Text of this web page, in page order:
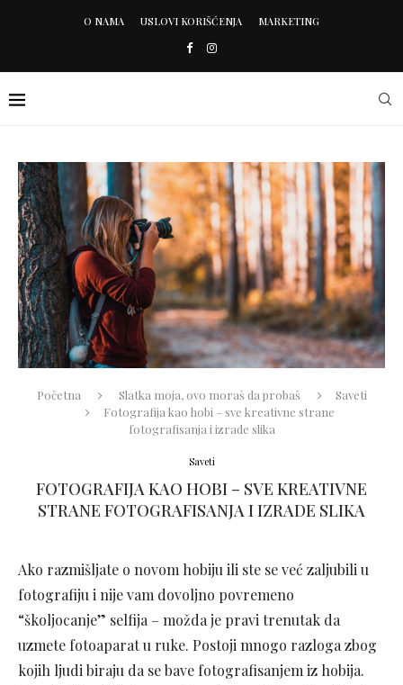
O NAMA USLOVI KORIŠĆENJA MARKETING
Početna Slatka moja, ovo moraš da probaš
Saveti
Fotografija kao hobi – sve kreativne strane
fotografisanja i izrade slika
Saveti
FOTOGRAFIJA KAO HOBI – SVE KREATIVNE
STRANE FOTOGRAFISANJA I IZRADE SLIKA
Ako razmišljate o novom hobiju ili ste se već zaljubili u
fotografiju i nije vam dovoljno povremeno
“školjocanje” selfija – možda je pravi trenutak da
uzmete fotoaparat u ruke. Postoji mnogo razloga zbog
kojih ljudi biraju da se bave fotografisanjem iz hobija.